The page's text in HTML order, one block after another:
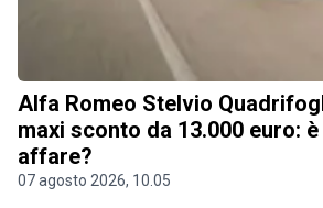
Alfa Romeo Stelvio
maxi sconto da 13.000 euro:
affare?
07 agosto 2026, 10.05